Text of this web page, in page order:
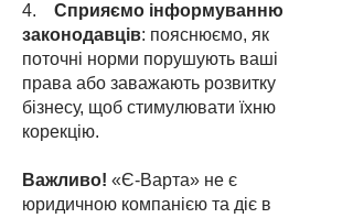
4. Сприяємо інформуванню
законодавців: пояснюємо, як
поточні норми порушують ваші
права або заважають розвитку
бізнесу, щоб стимулювати їхню
корекцію.
Важливо! «Є-Варта» не є
юридичною компанією та діє в